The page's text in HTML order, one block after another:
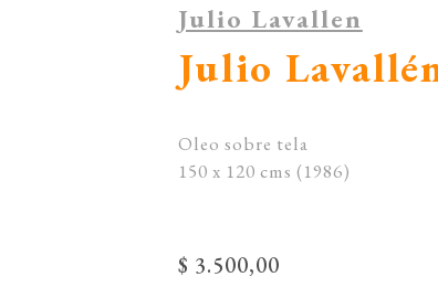
Julio Lavallen
Julio
Oleo sobre tela
150 x 120 cms (1986)
$ 3.500,00